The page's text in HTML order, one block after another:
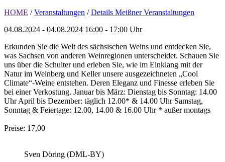
HOME / Veranstaltungen / Details Meißner Veranstaltungen
04.08.2024 - 04.08.2024 16:00 - 17:00 Uhr
Erkunden Sie die Welt des sächsischen Weins und entdecken Sie,
was Sachsen von anderen Weinregionen unterscheidet. Schauen Sie
uns über die Schulter und erleben Sie, wie im Einklang mit der
Natur im Weinberg und Keller unsere ausgezeichneten „Cool
Climate“-Weine entstehen. Deren Eleganz und Finesse erleben Sie
bei einer Verkostung. Januar bis März: Dienstag bis Sonntag: 14.00
Uhr April bis Dezember: täglich 12.00* & 14.00 Uhr Samstag,
Sonntag & Feiertage: 12.00, 14.00 & 16.00 Uhr * außer montags
Preise: 17,00
Sven Döring (DML-BY)